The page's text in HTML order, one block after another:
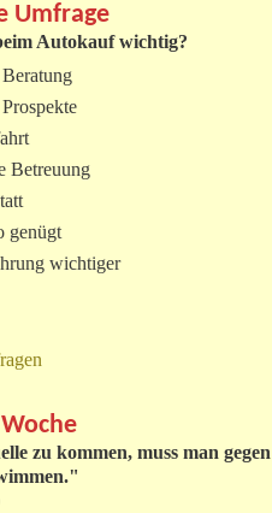
Umfrage
Autokauf wichtig?
Betreuung
genügt
wichtiger
zu kommen, muss man gegen